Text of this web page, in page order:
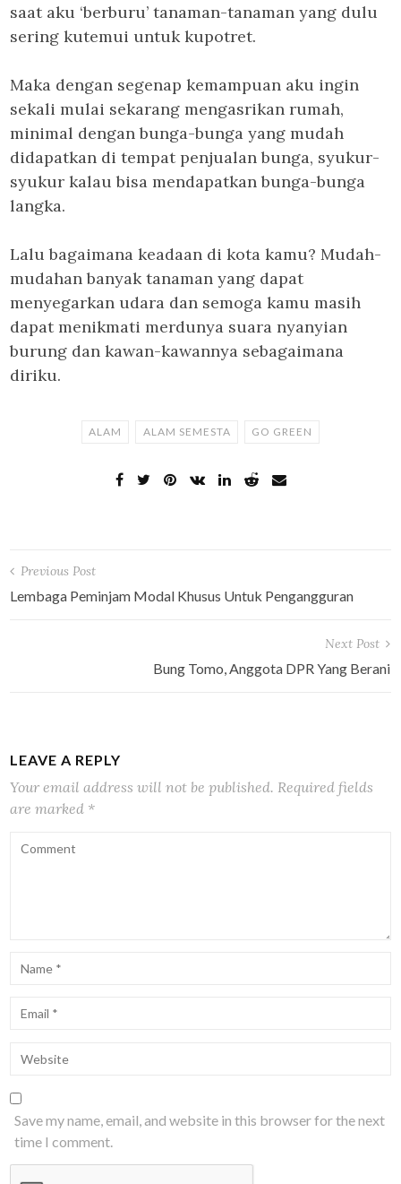
saat aku ‘berburu’ tanaman-tanaman yang dulu
sering kutemui untuk kupotret.
Maka dengan segenap kemampuan aku ingin
sekali mulai sekarang mengasrikan rumah,
minimal dengan bunga-bunga yang mudah
didapatkan di tempat penjualan bunga, syukur-
syukur kalau bisa mendapatkan bunga-bunga
langka.
Lalu bagaimana keadaan di kota kamu? Mudah-
mudahan banyak tanaman yang dapat
menyegarkan udara dan semoga kamu masih
dapat menikmati merdunya suara nyanyian
burung dan kawan-kawannya sebagaimana
diriku.
ALAM ALAM SEMESTA GO GREEN
Post
navigation
Previous Post
Lembaga Peminjam Modal Khusus Untuk Pengangguran
Next Post
Bung Tomo, Anggota DPR Yang Berani
LEAVE A REPLY
Your email address will not be published. Required fields
are marked *
Save my name, email, and website in this browser for the next
time I comment.